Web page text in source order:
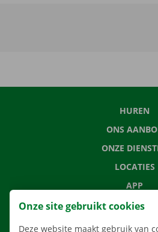
HUREN
ONS
ONZE
LOCATIES
APP
Onze site gebruikt cookies
Deze website maakt gebruik van